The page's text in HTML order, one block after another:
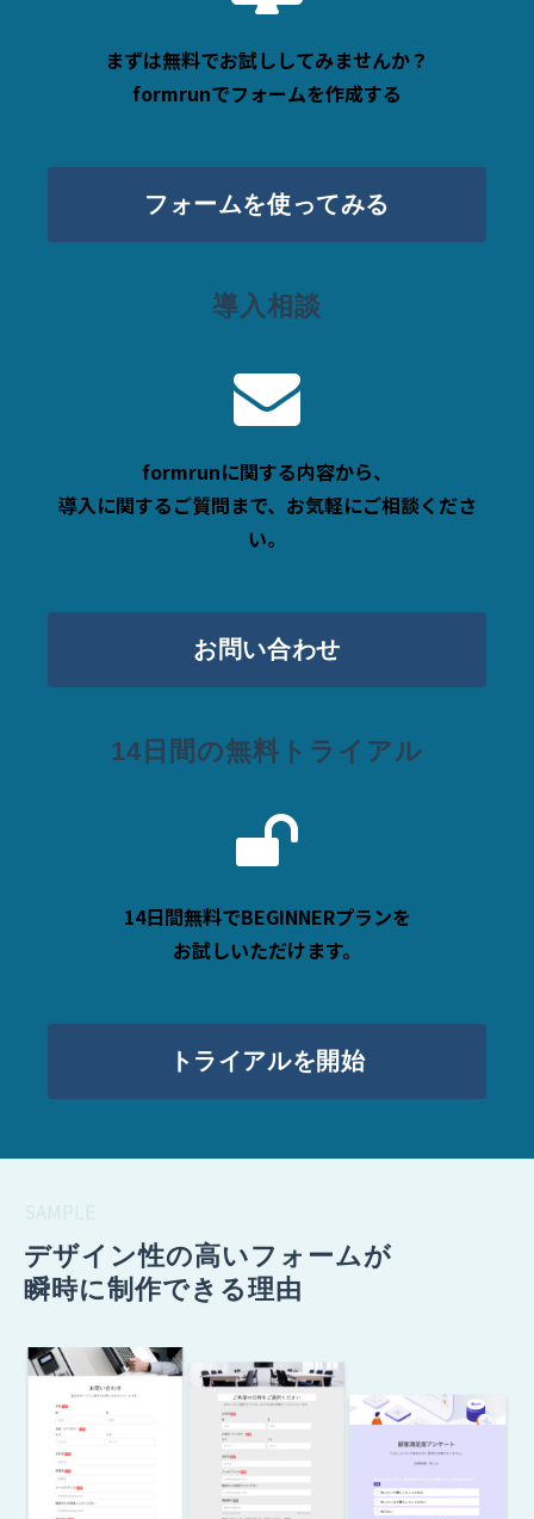
まずは無料でお試ししてみませんか？
formrunでフォームを作成する
フォームを使ってみる
導入相談
formrunに関する内容から、
導入に関するご質問まで、お気軽にご相談くださ
い。
お問い合わせ
14日間の無料トライアル
14日間無料でBEGINNERプランを
お試しいただけます。
トライアルを開始
デザイン性の高いフォームが
瞬時に制作できる理由